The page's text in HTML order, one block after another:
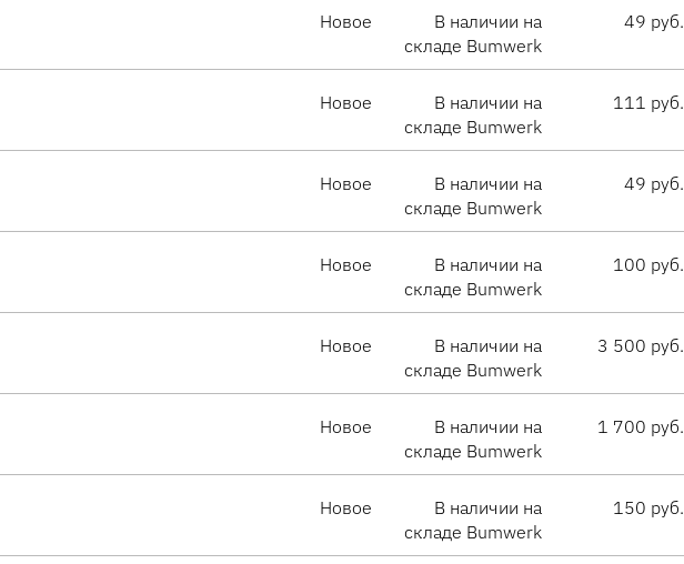
Новое
В наличии на
складе Bumwerk
49 руб.
Новое
В наличии на
складе Bumwerk
111 руб.
Новое
В наличии на
складе Bumwerk
49 руб.
Новое
В наличии на
складе Bumwerk
100 руб.
Новое
В наличии на
складе Bumwerk
3 500 руб.
Новое
В наличии на
складе Bumwerk
1 700 руб.
Новое
В наличии на
складе Bumwerk
150 руб.